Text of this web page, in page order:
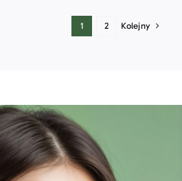
1 2 Kolejny